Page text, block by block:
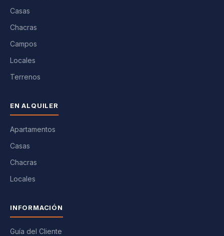
Casas
Chacras
Campos
Locales
Terrenos
EN ALQUILER
Apartamentos
Casas
Chacras
Locales
INFORMACIÓN
Guía del Cliente